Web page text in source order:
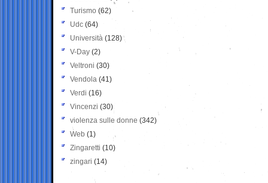
Turismo (62)
Udc (64)
Università (128)
V-Day (2)
Veltroni (30)
Vendola (41)
Verdi (16)
Vincenzi (30)
violenza sulle donne (342)
Web (1)
Zingaretti (10)
zingari (14)